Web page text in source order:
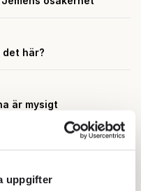
uppgifter
här?
är mysigt